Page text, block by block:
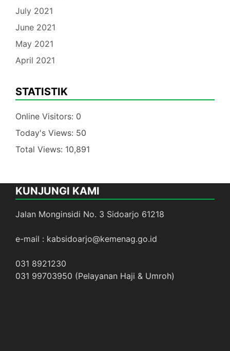
July 2021
June 2021
May 2021
April 2021
STATISTIK
Online Visitors: 0
Today's Views: 50
Total Views: 10,891
KUNJUNGI KAMI
Jalan Monginsidi No. 3 Sidoarjo 61218
e-mail : kabsidoarjo@kemenag.go.id
031 8921230
031 99703950 (Pelayanan Haji & Umroh)